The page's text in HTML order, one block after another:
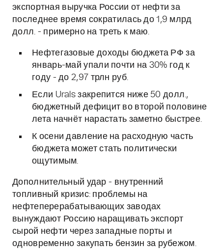
экспортная выручка России от нефти за
последнее время сократилась до 1,9 млрд
долл. - примерно на треть к маю.
Нефтегазовые доходы бюджета РФ за
январь-май упали почти на 30% год к
году - до 2,97 трлн руб.
Если Urals закрепится ниже 50 долл.,
бюджетный дефицит во второй половине
лета начнёт нарастать заметно быстрее.
К осени давление на расходную часть
бюджета может стать политически
ощутимым.
Дополнительный удар - внутренний
топливный кризис: проблемы на
нефтеперерабатывающих заводах
вынуждают Россию наращивать экспорт
сырой нефти через западные порты и
одновременно закупать бензин за рубежом.